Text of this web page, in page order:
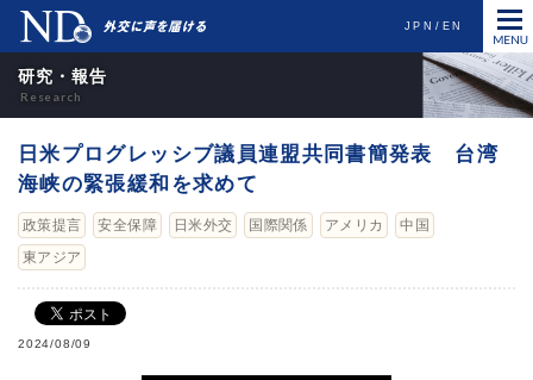
JPN EN
研究・報告
日米プログレッシブ議員連盟共同書簡発表 台湾
海峡の緊張緩和を求めて
政策提言 安全保障 日米外交 国際関係 アメリカ
中国
東アジア
2024/08/09